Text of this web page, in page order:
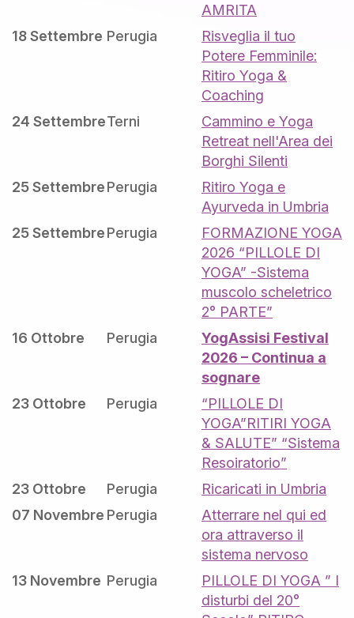
AMRITA
18 Settembre Perugia
Risveglia il tuo
Potere Femminile:
Ritiro Yoga &
Coaching
24 SettembreTerni
Cammino e Yoga
Retreat nell'Area dei
Borghi Silenti
25 SettembrePerugia
Ritiro Yoga e
Ayurveda in Umbria
25 SettembrePerugia
FORMAZIONE YOGA
2026 “PILLOLE DI
YOGA” -Sistema
muscolo scheletrico
2° PARTE”
16 Ottobre
Perugia
YogAssisi Festival
2026 – Continua a
sognare
23 Ottobre
Perugia
“PILLOLE DI
YOGA”RITIRI YOGA
& SALUTE” “Sistema
Resoiratorio”
23 Ottobre
Perugia
Ricaricati in Umbria
07 Novembre Perugia
Atterrare nel qui ed
ora attraverso il
sistema nervoso
13 Novembre Perugia
PILLOLE DI YOGA ” I
disturbi del 20°